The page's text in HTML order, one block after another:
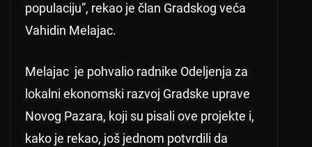
populaciju”, rekao je član Gradskog veća
Vahidin Melajac.
Melajac je pohvalio radnike Odeljenja za
lokalni ekonomski razvoj Gradske uprave
Novog Pazara, koji su pisali ove projekte i,
kako je rekao, još jednom potvrdili da